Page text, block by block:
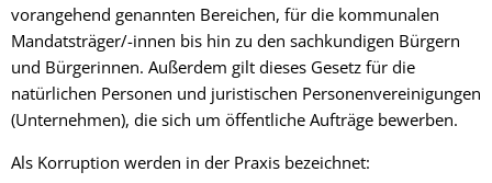
vorangehend genannten Bereichen, für die kommunalen
Mandatsträger/-innen bis hin zu den sachkundigen Bürgern
und Bürgerinnen. Außerdem gilt dieses Gesetz für die
natürlichen Personen und juristischen Personenvereinigungen
(Unternehmen), die sich um öffentliche Aufträge bewerben.
Als Korruption werden in der Praxis bezeichnet: